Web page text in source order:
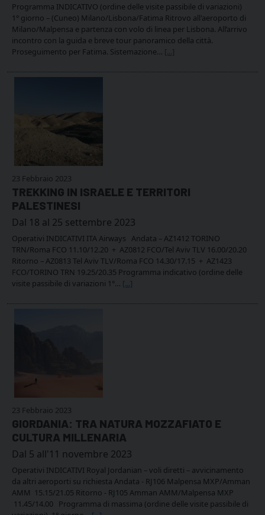
Programma INDICATIVO (ordine delle visite passibile di variazioni)
1° giorno – (Cuneo) Milano/Lisbona/Fatima Ritrovo all'aeroporto di
Milano/Malpensa e partenza con volo di linea per Lisbona. All’arrivo
incontro con la guida e breve tour panoramico della città.
Proseguimento per Fatima. Sistemazione… [...]
23 Febbraio 2023
TREKKING IN ISRAELE E TERRITORI
PALESTINESI
Dal 18 al 25 settembre 2023
Operativi INDICATIVI ITA Airways Andata – AZ1412 TORINO
TRN/Roma FCO 11.10/12.20 + AZ0812 FCO/Tel Aviv TLV 16.00/20.20
Ritorno – AZ0813 Tel Aviv TLV/Roma FCO 14.30/17.15 + AZ1423
FCO/TORINO TRN 19.25/20.35 Programma indicativo (ordine delle
visite passibile di variazioni 1°… [...]
23 Febbraio 2023
GIORDANIA: TRA NATURA MOZZAFIATO E
CULTURA MILLENARIA
Dal 5 all'11 novembre 2023
Operativi INDICATIVI Royal Jordanian – voli diretti – avvicinamento
da altri aeroporti su richiesta Andata - RJ106 Malpensa MXP/Amman
AMM 15.15/21.05 Ritorno - RJ105 Amman AMM/Malpensa MXP
11.45/14.00 Programma di massima (ordine delle visite passibile di